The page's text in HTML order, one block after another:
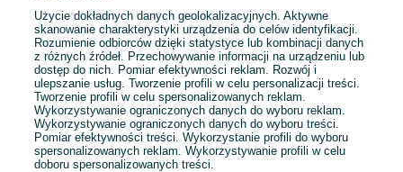
E-mail
Hasło
Użycie dokładnych danych geolokalizacyjnych. Aktywne
skanowanie charakterystyki urządzenia do celów identyfikacji.
Rozumienie odbiorców dzięki statystyce lub kombinacji danych
z różnych źródeł. Przechowywanie informacji na urządzeniu lub
dostęp do nich. Pomiar efektywności reklam. Rozwój i
ulepszanie usług. Tworzenie profili w celu personalizacji treści.
Tworzenie profili w celu spersonalizowanych reklam.
Wykorzystywanie ograniczonych danych do wyboru reklam.
Wykorzystywanie ograniczonych danych do wyboru treści.
Pomiar efektywności treści. Wykorzystanie profili do wyboru
spersonalizowanych reklam. Wykorzystywanie profili w celu
doboru spersonalizowanych treści.